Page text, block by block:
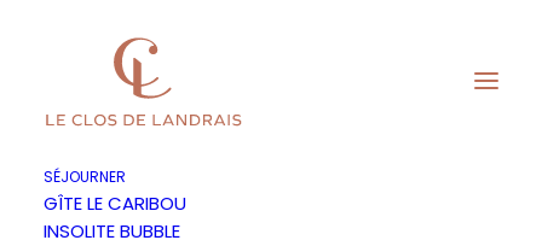
SÉJOURNER
GÎTE LE CARIBOU
INSOLITE BUBBLE